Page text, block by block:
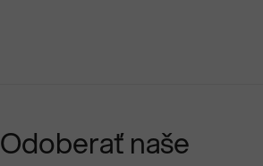
Odoberať naše